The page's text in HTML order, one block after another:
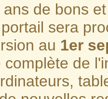
de bons
sera
au 1er
complète de